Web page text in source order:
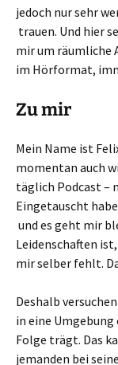
jedoch nur sehr
trauen. Und hier
mir um räumliche
im Hörformat,
Zu mir
Mein Name ist
momentan auch
täglich Podcast –
Eingetauscht
und es geht mir
Leidenschaften
mir selber fehlt.
Deshalb
in eine
Folge trägt. Das
jemanden bei